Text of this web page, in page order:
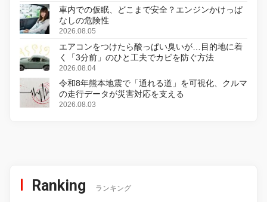
車内での仮眠、どこまで安全？エンジンかけっぱ
なしの危険性
2026.08.05
エアコンをつけたら酸っぱい臭いが…目的地に着
く「3分前」のひと工夫でカビを防ぐ方法
2026.08.04
令和8年熊本地震で「通れる道」を可視化、クルマ
の走行データが災害対応を支える
2026.08.03
Ranking ランキング